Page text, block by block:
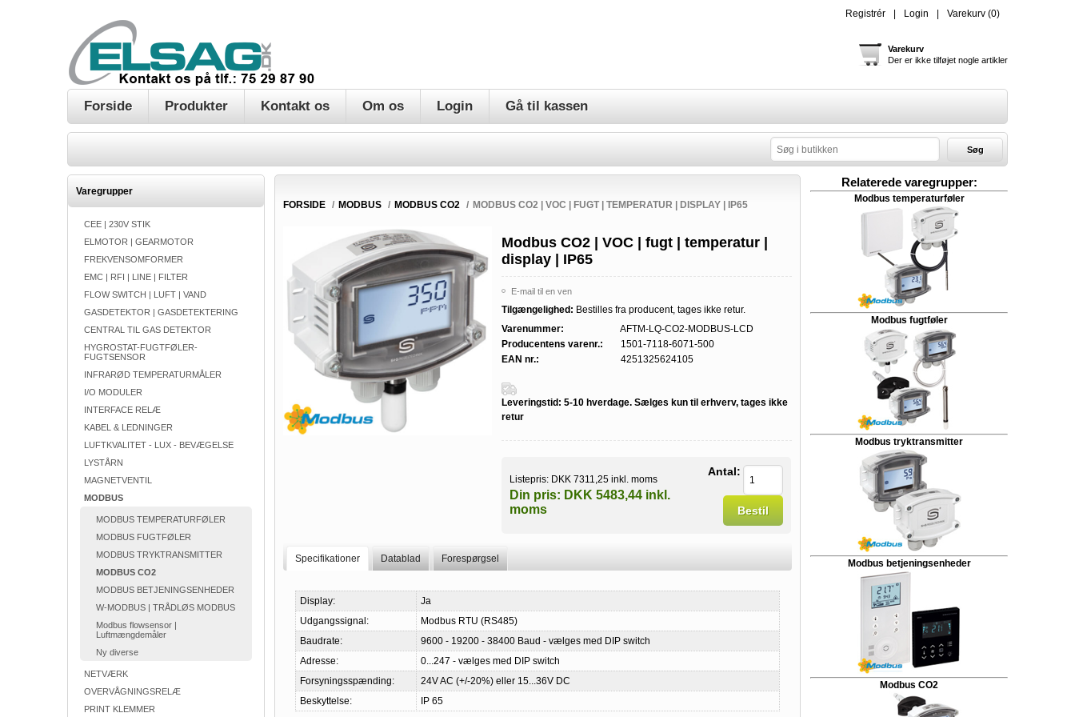
Registrér Login Varekurv (0)
Varekurv
Der er ikke tilføjet nogle artikler
Forside Produkter Kontakt os Om os Login Gå til kassen
Søg
Varegrupper
CEE | 230V STIK
ELMOTOR | GEARMOTOR
FREKVENSOMFORMER
EMC | RFI | LINE | FILTER
FLOW SWITCH | LUFT | VAND
GASDETEKTOR | GASDETEKTERING
CENTRAL TIL GAS DETEKTOR
HYGROSTAT-FUGTFØLER-
FUGTSENSOR
INFRARØD TEMPERATURMÅLER
I/O MODULER
INTERFACE RELÆ
KABEL & LEDNINGER
LUFTKVALITET - LUX - BEVÆGELSE
LYSTÅRN
MAGNETVENTIL
MODBUS
MODBUS TEMPERATURFØLER
MODBUS FUGTFØLER
MODBUS TRYKTRANSMITTER
MODBUS CO2
MODBUS BETJENINGSENHEDER
W-MODBUS | TRÅDLØS MODBUS
Modbus flowsensor |
Luftmængdemåler
Ny diverse
NETVÆRK
OVERVÅGNINGSRELÆ
PRINT KLEMMER
FORSIDE / MODBUS / MODBUS CO2 / MODBUS CO2 | VOC | FUGT | TEMPERATUR | DISPLAY | IP65
Modbus CO2 | VOC | fugt | temperatur |
display | IP65
E-mail til en ven
Tilgængelighed: Bestilles fra producent, tages ikke retur.
Varenummer:
AFTM-LQ-CO2-MODBUS-LCD
Producentens varenr.:
1501-7118-6071-500
EAN nr.:
4251325624105
Leveringstid: 5-10 hverdage. Sælges kun til erhverv, tages ikke
retur
Listepris: DKK 7311,25 inkl. moms
Din pris: DKK 5483,44 inkl.
moms
Antal:
Bestil
Specifikationer Datablad Forespørgsel
Display:
Ja
Udgangssignal:
Modbus RTU (RS485)
Baudrate:
9600 - 19200 - 38400 Baud - vælges med DIP switch
Adresse:
0...247 - vælges med DIP switch
Forsyningsspænding:
24V AC (+/-20%) eller 15...36V DC
Beskyttelse:
IP 65
Relaterede varegrupper:
Modbus temperaturføler
Modbus fugtføler
Modbus tryktransmitter
Modbus betjeningsenheder
Modbus CO2